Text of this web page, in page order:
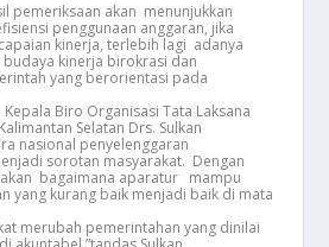
pemeriksaan akan menunjukkan
penggunaan anggaran, jika
kinerja, terlebih lagi adanya
kinerja birokrasi dan
yang berorientasi pada
Biro Organisasi Tata Laksana
Selatan Drs. Sulkan
nasional penyelenggaran
sorotan masyarakat. Dengan
bagaimana aparatur mampu
yang kurang baik menjadi baik di mata
merubah pemerintahan yang dinilai